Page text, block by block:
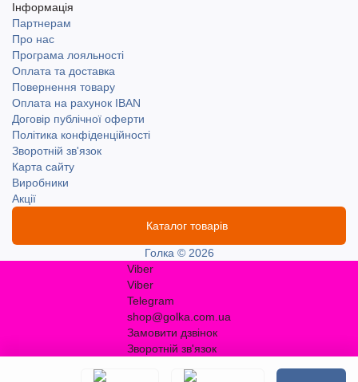
Інформація
Партнерам
Про нас
Програма лояльності
Оплата та доставка
Повернення товару
Оплата на рахунок IBAN
Договір публічної оферти
Політика конфіденційності
Зворотній зв'язок
Карта сайту
Виробники
Акції
Каталог товарів
Голка © 2026
Viber
Viber
Telegram
shop@golka.com.ua
Замовити дзвінок
Зворотній зв'язок